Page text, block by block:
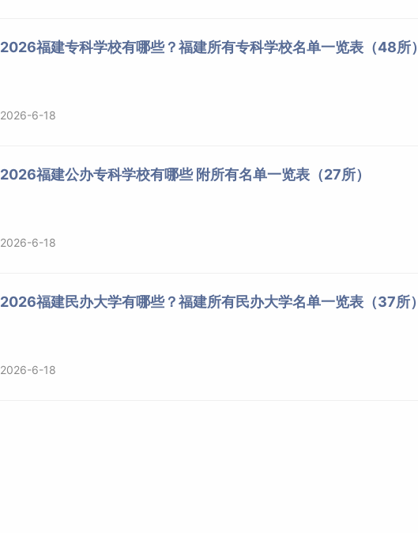
2026福建专科学校有哪些？福建所有专科学校名单一览表（48所）
2026-6-18
2026福建公办专科学校有哪些 附所有名单一览表（27所）
2026-6-18
2026福建民办大学有哪些？福建所有民办大学名单一览表（37所）
2026-6-18